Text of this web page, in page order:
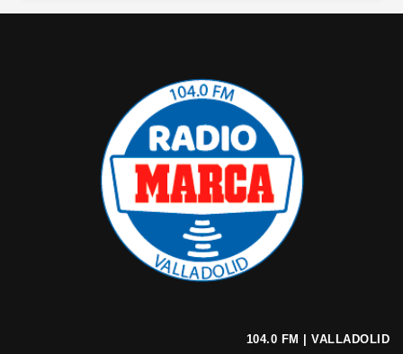
104.0 FM | VALLADOLID